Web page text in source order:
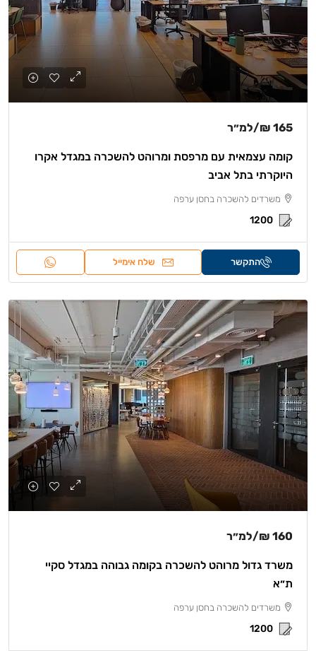
165 ₪ /למ״ר
קומה עצמאית עם מרפסת ומרוהט להשכרה במגדל אקרו
היוקרתי בתל אביב
משרדים להשכרה בחסן ערפה
1200
התקשר שלח אימייל
160 ₪ /למ״ר
משרד גדול מרוהט להשכרה בקומה גבוהה במגדל סקיי
ת״א
משרדים להשכרה בחסן ערפה
1200